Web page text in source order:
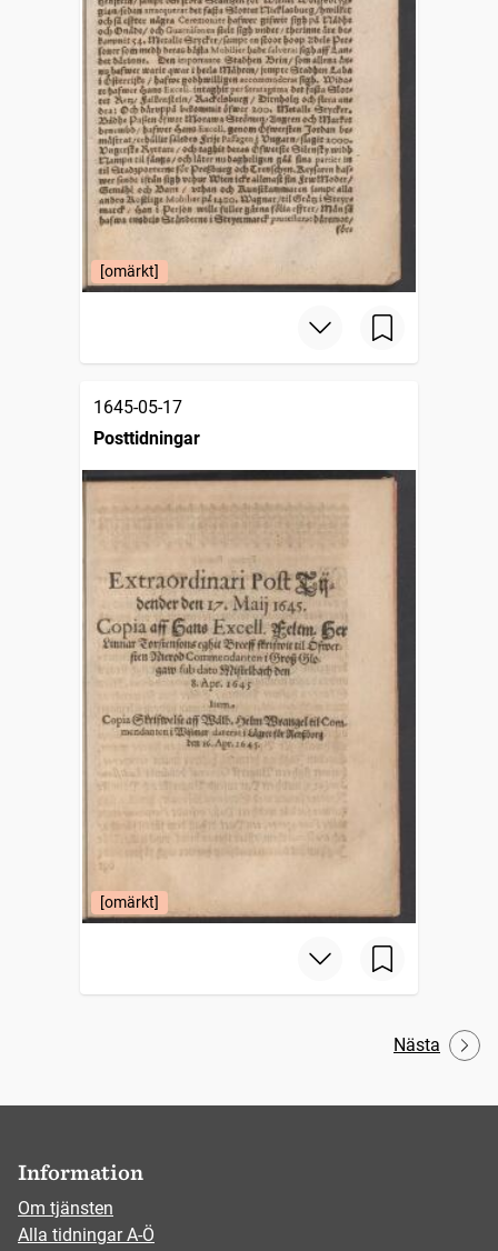
[omärkt]
1645-05-17
Posttidningar
[omärkt]
Nästa
Information
Om tjänsten
Alla tidningar A-Ö